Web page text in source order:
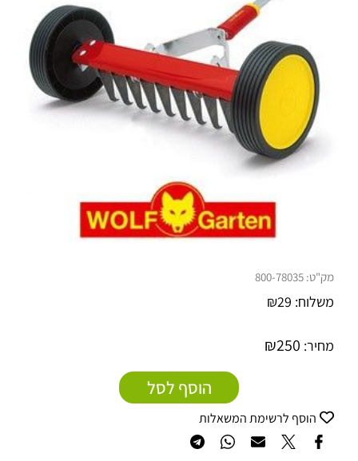
מק"ט: 800-78035
משלוח: ₪29
מחיר: ₪250
הוסף לסל
הוסף לרשימת המשאלות